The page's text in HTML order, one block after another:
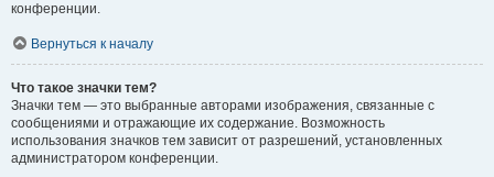
конференции.
Вернуться к началу
Что такое значки тем?
Значки тем — это выбранные авторами изображения, связанные с
сообщениями и отражающие их содержание. Возможность
использования значков тем зависит от разрешений, установленных
администратором конференции.